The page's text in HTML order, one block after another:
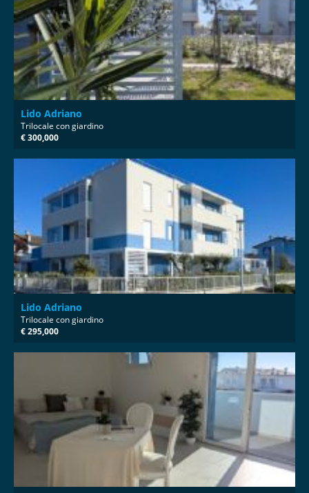
Lido Adriano
Trilocale con giardino
€ 300,000
Lido Adriano
Trilocale con giardino
€ 295,000